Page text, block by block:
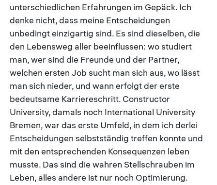
unterschiedlichen Erfahrungen im Gepäck. Ich
denke nicht, dass meine Entscheidungen
unbedingt einzigartig sind. Es sind dieselben, die
den Lebensweg aller beeinflussen: wo studiert
man, wer sind die Freunde und der Partner,
welchen ersten Job sucht man sich aus, wo lässt
man sich nieder, und wann erfolgt der erste
bedeutsame Karriereschritt. Constructor
University, damals noch International University
Bremen, war das erste Umfeld, in dem ich derlei
Entscheidungen selbstständig treffen konnte und
mit den entsprechenden Konsequenzen leben
musste. Das sind die wahren Stellschrauben im
Leben, alles andere ist nur noch Optimierung.